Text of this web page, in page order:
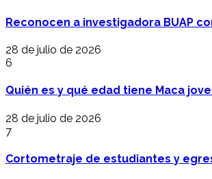
Reconocen a investigadora BUAP
28 de julio de 2026
6
Quién es y qué edad tiene Maca
28 de julio de 2026
7
Cortometraje de estudiantes y